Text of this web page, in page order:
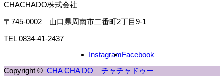
CHACHADO株式会社
〒745-0002 山口県周南市二番町2丁目9-1
TEL 0834-41-2437
Facebook
Instagram
Copyright © CHA CHA DO – チャチャドゥー